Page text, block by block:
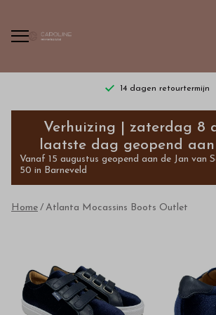
14 dagen retourtermijn
Atlanta
Mocassins
Boots
kinderkleding
van
Verhuizing | zaterdag 8
laatste dag geopend aan
Vanaf 15 augustus geopend aan de Jan van
50 in Barneveld
Home Atlanta Mocassins Boots Outlet